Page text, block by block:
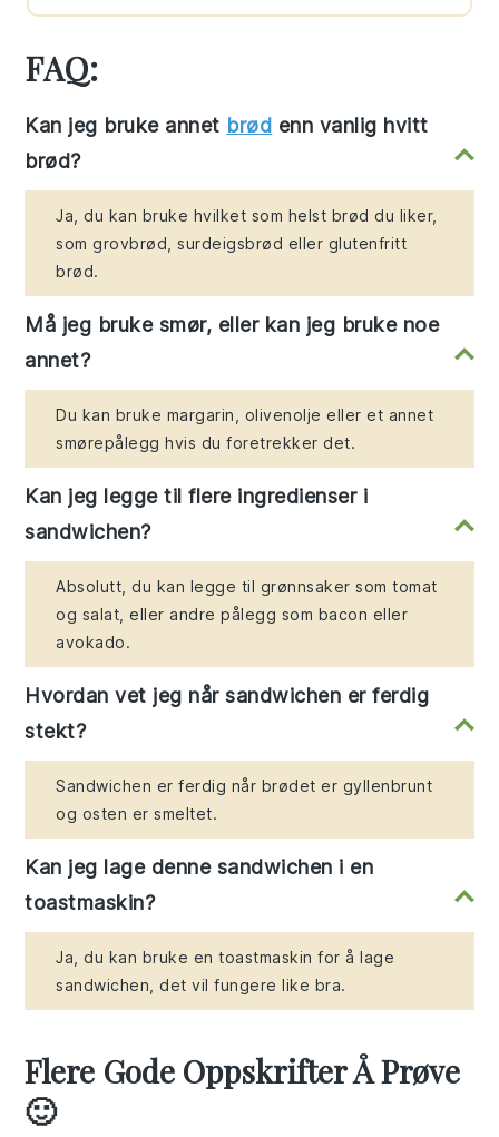
FAQ:
Kan jeg bruke annet brød enn vanlig hvitt
brød?
Ja, du kan bruke hvilket som helst brød du liker,
som grovbrød, surdeigsbrød eller glutenfritt
brød.
Må jeg bruke smør, eller kan jeg bruke noe
annet?
Du kan bruke margarin, olivenolje eller et annet
smørepålegg hvis du foretrekker det.
Kan jeg legge til flere ingredienser i
sandwichen?
Absolutt, du kan legge til grønnsaker som tomat
og salat, eller andre pålegg som bacon eller
avokado.
Hvordan vet jeg når sandwichen er ferdig
stekt?
Sandwichen er ferdig når brødet er gyllenbrunt
og osten er smeltet.
Kan jeg lage denne sandwichen i en
toastmaskin?
Ja, du kan bruke en toastmaskin for å lage
sandwichen, det vil fungere like bra.
Flere Gode Oppskrifter Å Prøve
🙂